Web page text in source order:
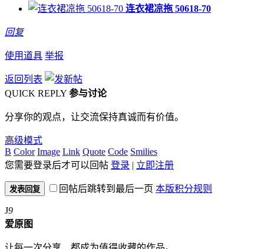
连衣裙凉拖 50618-70
回复
使用道具 举报
返回列表
QUICK REPLY 参与讨论
分享你的观点，让交流保持真诚而有价值。
高级模式
B Color Image Link Quote Code Smilies
您需要登录后才可以回帖 登录 | 立即注册
发表回复 回帖后跳转到最后一页 本版积分规则
J9
爱原图